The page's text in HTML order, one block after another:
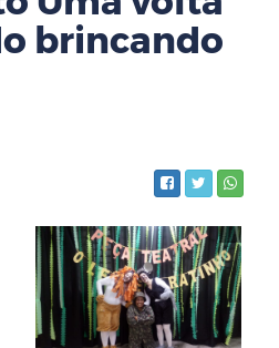
brincando